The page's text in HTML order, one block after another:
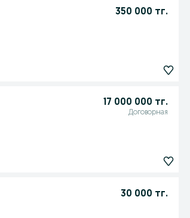
350 000 тг.
17 000 000 тг.
Договорная
30 000 тг.